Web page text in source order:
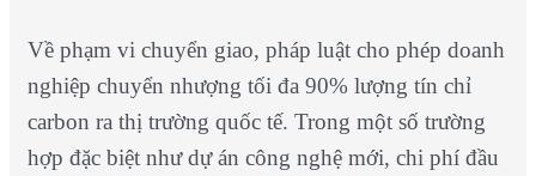
Về phạm vi chuyển giao, pháp luật cho phép doanh
nghiệp chuyển nhượng tối đa 90% lượng tín chỉ
carbon ra thị trường quốc tế. Trong một số trường
hợp đặc biệt như dự án công nghệ mới, chi phí đầu